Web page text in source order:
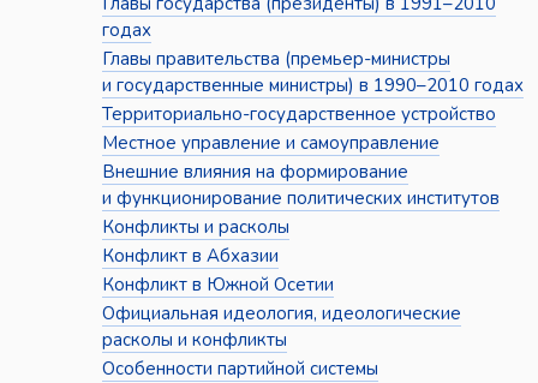
годах
Главы правительства (премьер-министры
и государственные министры) в 1990–2010 годах
Территориально-государственное устройство
Местное управление и самоуправление
Внешние влияния на формирование
и функционирование политических институтов
Конфликты и расколы
Конфликт в Абхазии
Конфликт в Южной Осетии
Официальная идеология, идеологические
расколы и конфликты
Особенности партийной системы